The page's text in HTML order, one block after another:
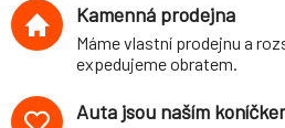
Kamenná prodejna
Máme vlastní prodejnu a
expedujeme obratem.
Auta jsou naším